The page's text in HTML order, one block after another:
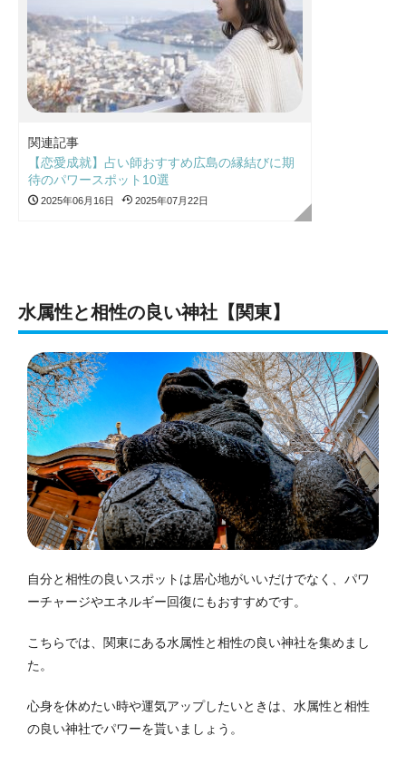
関連記事
【恋愛成就】占い師おすすめ広島の縁結びに期
待のパワースポット10選
2025年06月16日 2025年07月22日
水属性と相性の良い神社【関東】
自分と相性の良いスポットは居心地がいいだけでなく、パワ
ーチャージやエネルギー回復にもおすすめです。
こちらでは、関東にある水属性と相性の良い神社を集めまし
た。
心身を休めたい時や運気アップしたいときは、水属性と相性
の良い神社でパワーを貰いましょう。